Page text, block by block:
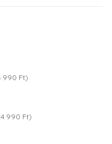
990 Ft)
990 Ft)